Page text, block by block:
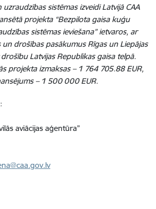
uzraudzības sistēmas izveidi Latvijā CAA
projekta “Bezpilota gaisa kuģu
sistēmas ieviešana” ietvaros, ar
un drošības pasākumus Rīgas un Liepājas
Latvijas Republikas gaisa telpā.
projekta izmaksas – 1 764 705.88 EUR,
– 1 500 000 EUR.
aviācijas aģentūra”